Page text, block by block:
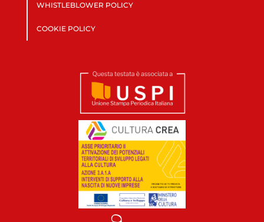
WHISTLEBLOWER POLICY
COOKIE POLICY